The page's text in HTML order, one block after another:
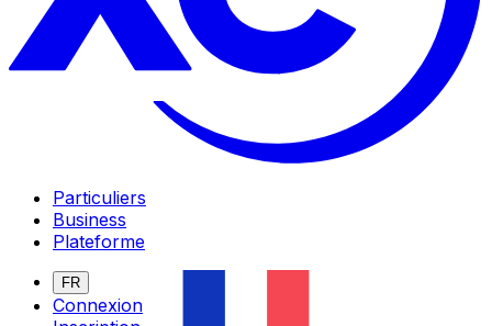
Particuliers
Business
Plateforme
FR
Connexion